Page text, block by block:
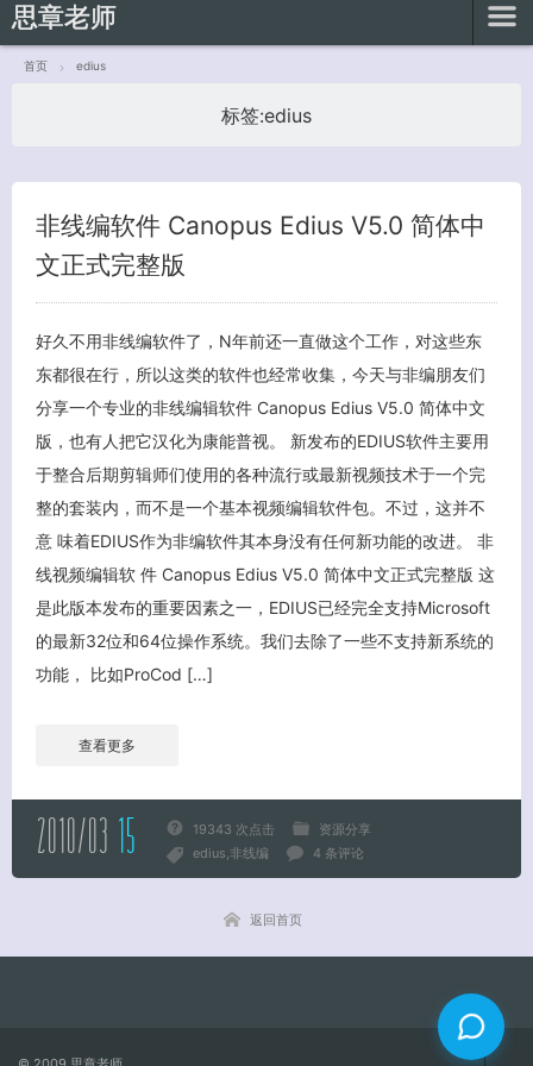
思章老师
首页 edius
标签:edius
非线编软件 Canopus Edius V5.0 简体中
文正式完整版
好久不用非线编软件了，N年前还一直做这个工作，对这些东
东都很在行，所以这类的软件也经常收集，今天与非编朋友们
分享一个专业的非线编辑软件 Canopus Edius V5.0 简体中文
版，也有人把它汉化为康能普视。 新发布的EDIUS软件主要用
于整合后期剪辑师们使用的各种流行或最新视频技术于一个完
整的套装内，而不是一个基本视频编辑软件包。不过，这并不
意 味着EDIUS作为非编软件其本身没有任何新功能的改进。 非
线视频编辑软 件 Canopus Edius V5.0 简体中文正式完整版 这
是此版本发布的重要因素之一，EDIUS已经完全支持Microsoft
的最新32位和64位操作系统。我们去除了一些不支持新系统的
功能， 比如ProCod […]
查看更多
2010/03 15 19343 次点击
资源分享
edius 非线编 4 条评论
返回首页